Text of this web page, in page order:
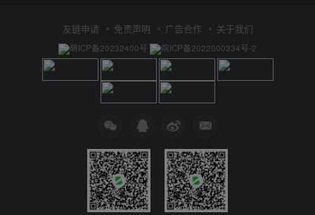
友链申请 免责声明 广告合作 关于我们
萌ICP备20232400号 皖ICP备2022000334号-2